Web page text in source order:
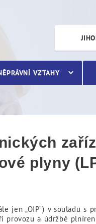
VZTAHY
plyny
jen „OIP“) v souladu
a údržbě